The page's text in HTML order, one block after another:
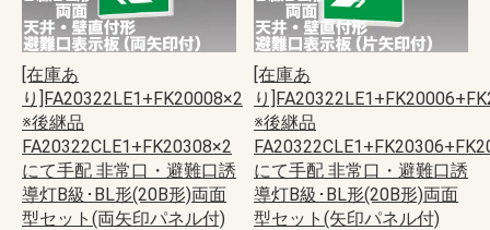
[在庫あ
り]FA20322LE1+FK20008×2
※後継品
FA20322CLE1+FK20308×2
にて手配 非常口・避難口誘
導灯B級･BL形(20B形)両面
型セット(両矢印パネル付)
[在庫あ
り
※後継品
にて手配 非常口・避難口誘
導灯B級･BL形(20B形)両面
型セット(矢印パネル付)